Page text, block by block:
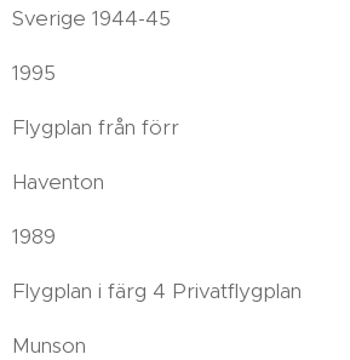
Sverige 1944-45
1995
Flygplan från förr
Haventon
1989
Flygplan i färg 4 Privatflygplan
Munson